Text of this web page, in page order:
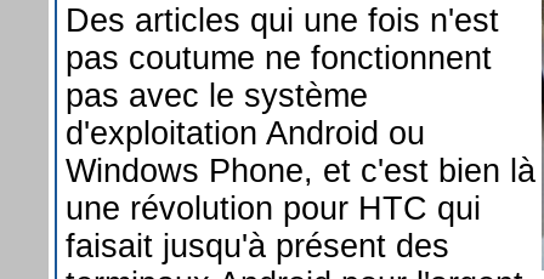
Des articles qui une fois n'est
pas coutume ne fonctionnent
pas avec le système
d'exploitation Android ou
Windows Phone, et c'est bien là
une révolution pour HTC qui
faisait jusqu'à présent des